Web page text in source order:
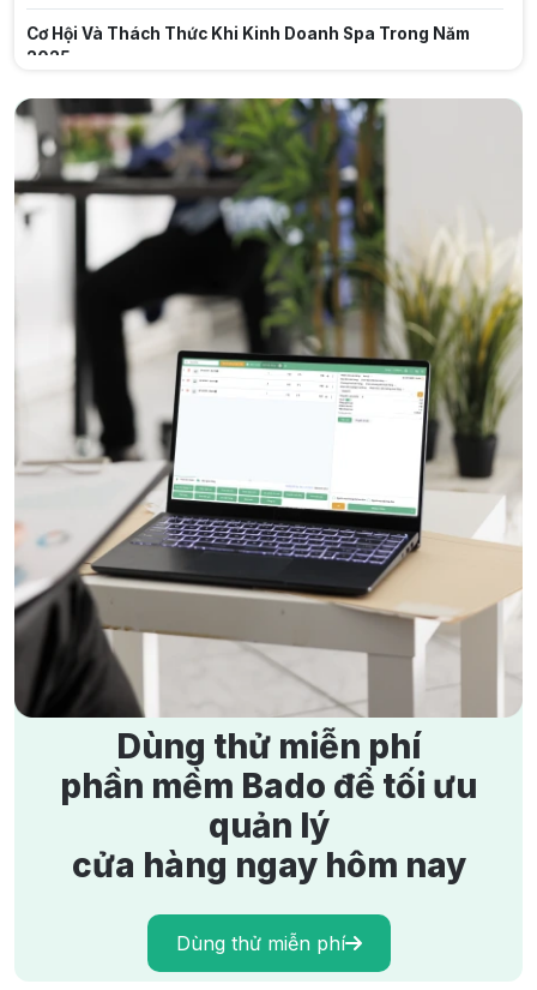
Cách kiểm soát tồn kho, dòng tiền khi có nhiều chi
nhánh cùng lúc: Bí quyết vận hành chuỗi không "vỡ
Cách Chọn Phần Mềm Quản Lý Bán Hàng Phù Hợp Nhất
2026
22/7/2026
88 lượt xem
Giải pháp quản lý bán hàng
Phần mềm quản lý bán hàng
Hộ kinh doanh cá thể có cần phần mềm quản lý bán hàng
22/7/2026
66 lượt xem
Hộ kinh doanh
Phần mềm cho hộ kinh doanh
Cơ Hội Và Thách Thức Khi Kinh Doanh Spa Trong Năm
2025
Quản lý doanh thu
Quản lý khách hàng
Quản lý nhân viên
Bí Quyết Bán Hải Sản Thành Công Vượt Ngoài Mong Đợi
3690 lượt xem
Bí Quyết Bán Gạo Vốn Ít Lời Nhiều, Kinh Doanh Phát Đạt
7 Cách Tìm Mặt Bằng Kinh Doanh Vừa Đẹp Vừa Rẻ
3226 lượt xem
Dữ liệu kinh doanh
Chủ kinh doanh
15 Bài Tập Tình Huống Chăm Sóc Khách Hàng Phổ Biến
Nhất
3161 lượt xem
Kinh Nghiệm Kinh Doanh Áo Dài Thành Công, Đông
Khách
6/6/2024 2988 lượt xem
Dùng thử miễn phí
phần mềm Bado để tối ưu
quản lý
cửa hàng ngay hôm nay
Dùng thử miễn phí